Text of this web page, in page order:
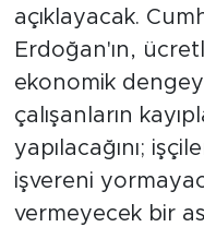
açıklayacak.
Erdoğan'ın,
ekonomik
çalışanların
yapılacağını;
işvereni
vermeyecek bir